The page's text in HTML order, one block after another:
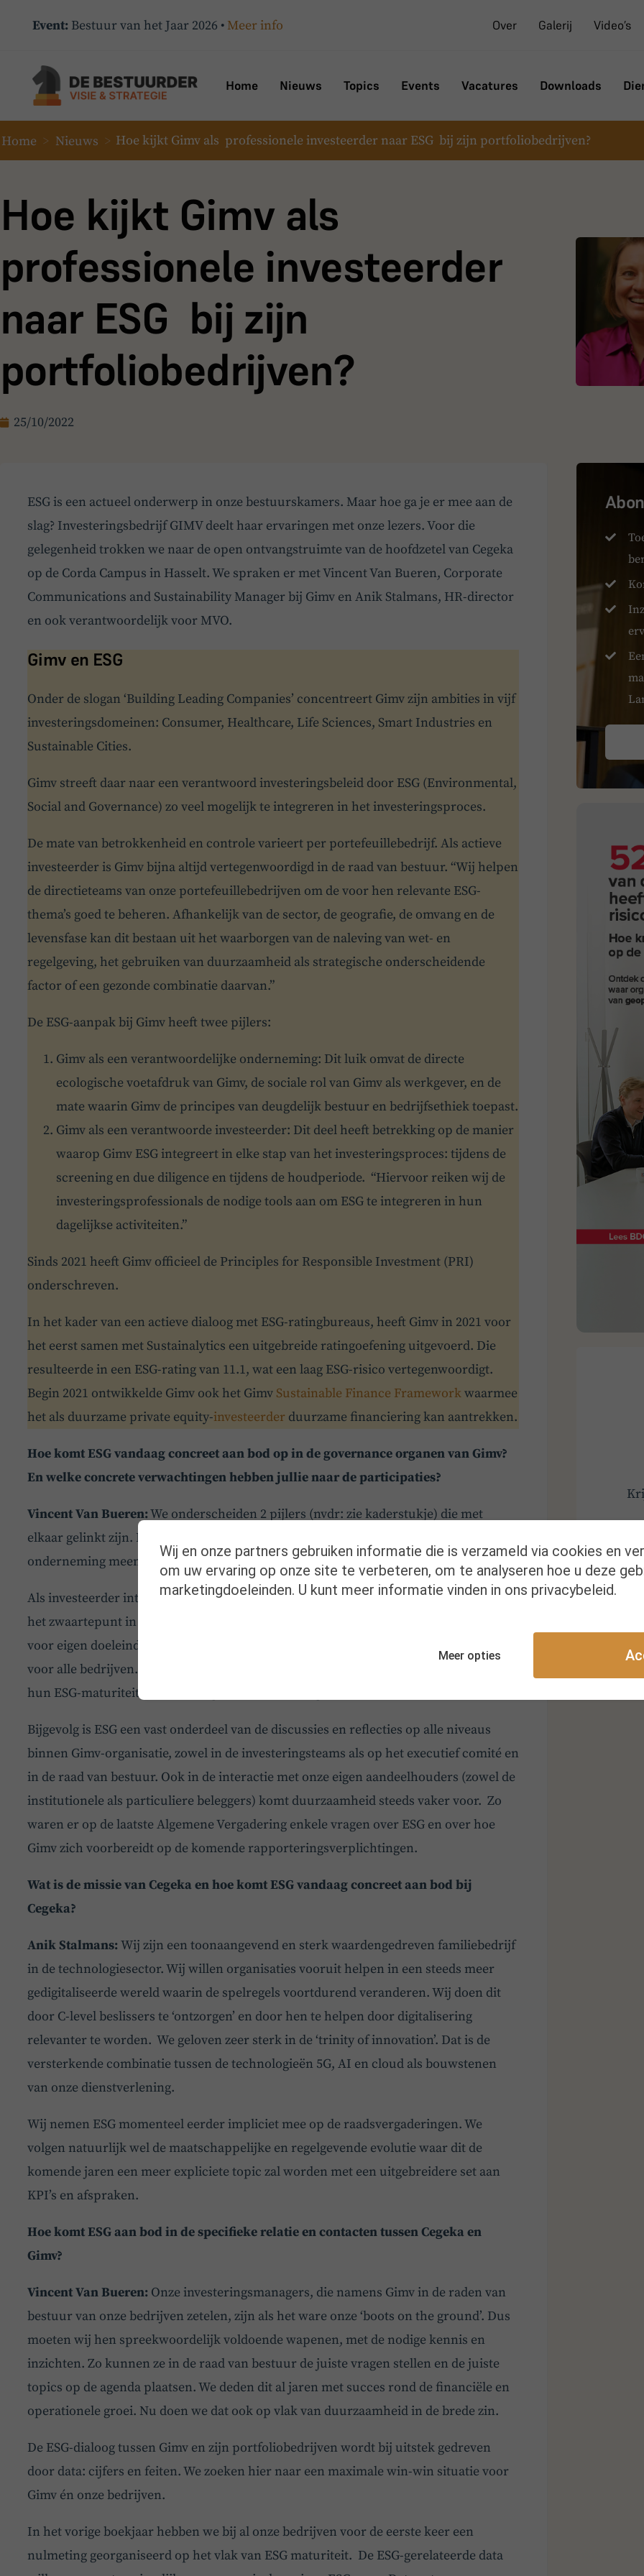
Event: Bestuur van het Jaar 2026 • Meer info Over Galerij Video’s
Home Nieuws Topics Events Vacatures Downloads
Home > Nieuws > Hoe kijkt Gimv als professionele investeerder naar ESG bij zijn portfoliobedrijven?
Hoe kijkt Gimv als
professionele investeerder
naar ESG bij zijn
portfoliobedrijven?
25/10/2022
ESG is een actueel onderwerp in onze bestuurskamers. Maar hoe ga je er mee aan de
slag? Investeringsbedrijf GIMV deelt haar ervaringen met onze lezers. Voor die
gelegenheid trokken we naar de open ontvangstruimte van de hoofdzetel van Cegeka
op de Corda Campus in Hasselt. We spraken er met Vincent Van Bueren, Corporate
Communications and Sustainability Manager bij Gimv en Anik Stalmans, HR-director
en ook verantwoordelijk voor MVO.
Gimv en ESG
Onder de slogan ‘Building Leading Companies’ concentreert Gimv zijn ambities in vijf
investeringsdomeinen: Consumer, Healthcare, Life Sciences, Smart Industries en
Sustainable Cities.
Gimv streeft daar naar een verantwoord investeringsbeleid door ESG (Environmental,
Social and Governance) zo veel mogelijk te integreren in het investeringsproces.
De mate van betrokkenheid en controle varieert per portefeuillebedrijf. Als actieve
investeerder is Gimv bijna altijd vertegenwoordigd in de raad van bestuur. “Wij helpen
de directieteams van onze portefeuillebedrijven om de voor hen relevante ESG-
thema’s goed te beheren. Afhankelijk van de sector, de geografie, de omvang en de
levensfase kan dit bestaan uit het waarborgen van de naleving van wet- en
regelgeving, het gebruiken van duurzaamheid als strategische onderscheidende
factor of een gezonde combinatie daarvan.”
De ESG-aanpak bij Gimv heeft twee pijlers:
Gimv als een verantwoordelijke onderneming: Dit luik omvat de directe
ecologische voetafdruk van Gimv, de sociale rol van Gimv als werkgever, en de
mate waarin Gimv de principes van deugdelijk bestuur en bedrijfsethiek toepast.
Gimv als een verantwoorde investeerder: Dit deel heeft betrekking op de manier
waarop Gimv ESG integreert in elke stap van het investeringsproces: tijdens de
screening en due diligence en tijdens de houdperiode. “Hiervoor reiken wij de
investeringsprofessionals de nodige tools aan om ESG te integreren in hun
dagelijkse activiteiten.”
Sinds 2021 heeft Gimv officieel de Principles for Responsible Investment (PRI)
onderschreven.
In het kader van een actieve dialoog met ESG-ratingbureaus, heeft Gimv in 2021 voor
het eerst samen met Sustainalytics een uitgebreide ratingoefening uitgevoerd. Die
resulteerde in een ESG-rating van 11.1, wat een laag ESG-risico vertegenwoordigt.
Begin 2021 ontwikkelde Gimv ook het Gimv Sustainable Finance Frameworkwaarmee
het als duurzame private equity-investeerder duurzame financiering kan aantrekken.
Hoe komt ESG vandaag concreet aan bod op in de governance organen van Gimv?
En welke concrete verwachtingen hebben jullie naar de participaties?
Vincent Van Bueren:We onderscheiden 2 pijlers (nvdr: zie kaderstukje) die met
elkaar gelinkt zijn. Het basisidee is dat we de lessen uit de eigen ESG journey als
onderneming meenemen in onze ESG-dialoog met de portefeuillemaatschappijen.
Als investeerder integreren wij de ESG-elementen in heel het investeringsproces, met
het zwaartepunt in de voortdurende dialoog met onze bedrijven. We doen dit zowel
voor eigen doeleinden als in kader van de aankomende rapporteringsverplichtingen
voor alle bedrijven. Wij willen onze bedrijven “future proof“ maken door ze te helpen
hun ESG-maturiteit naar een hoger niveau te brengen.
Bijgevolg is ESG een vast onderdeel van de discussies en reflecties op alle niveaus
binnen Gimv-organisatie, zowel in de investeringsteams als op het executief comité en
in de raad van bestuur. Ook in de interactie met onze eigen aandeelhouders (zowel de
institutionele als particuliere beleggers) komt duurzaamheid steeds vaker voor. Zo
waren er op de laatste Algemene Vergadering enkele vragen over ESG en over hoe
Gimv zich voorbereidt op de komende rapporteringsverplichtingen.
Wat is de missie van Cegeka en hoe komt ESG vandaag concreet aan bod bij
Cegeka?
Anik Stalmans:Wij zijn een toonaangevend en sterk waardengedreven familiebedrijf
in de technologiesector. Wij willen organisaties vooruit helpen in een steeds meer
gedigitaliseerde wereld waarin de spelregels voortdurend veranderen. Wij doen dit
door C-level beslissers te ‘ontzorgen’ en door hen te helpen door digitalisering
relevanter te worden. We geloven zeer sterk in de ‘trinity of innovation’. Dat is de
versterkende combinatie tussen de technologieën 5G, AI en cloud als bouwstenen
van onze dienstverlening.
Wij nemen ESG momenteel eerder impliciet mee op de raadsvergaderingen. We
volgen natuurlijk wel de maatschappelijke en regelgevende evolutie waar dit de
komende jaren een meer expliciete topic zal worden met een uitgebreidere set aan
KPI’s en afspraken.
Hoe komt ESG aan bod in de specifieke relatie en contacten tussen Cegeka en
Gimv?
Vincent Van Bueren: Onze investeringsmanagers, die namens Gimv in de raden van
bestuur van onze bedrijven zetelen, zijn als het ware onze ‘boots on the ground’. Dus
moeten wij hen spreekwoordelijk voldoende wapenen, met de nodige kennis en
inzichten. Zo kunnen ze in de raad van bestuur de juiste vragen stellen en de juiste
topics op de agenda plaatsen. We deden dit al jaren met succes rond de financiële en
operationele groei. Nu doen we dat ook op vlak van duurzaamheid in de brede zin.
De ESG-dialoog tussen Gimv en zijn portfoliobedrijven wordt bij uitstek gedreven
door data: cijfers en feiten. We zoeken hier naar een maximale win-win situatie voor
Gimv én onze bedrijven.
In het vorige boekjaar hebben we bij al onze bedrijven voor de eerste keer een
nulmeting georganiseerd op het vlak van ESG maturiteit. De ESG-gerelateerde data
Wij en onze partners gebruiken informatie die is verzameld via cookies en
om uw ervaring op onze site te verbeteren, om te analyseren hoe u deze
marketingdoeleinden. U kunt meer informatie vinden in ons privacybeleid.
Meer opties